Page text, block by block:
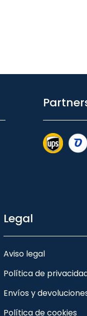
Legal
Aviso legal
Política de
Envíos y
Política de cookies